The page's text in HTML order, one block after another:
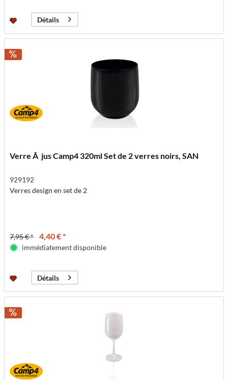
Détails
Verre Ã jus Camp4 320ml Set de 2 verres noirs, SAN
929192
Verres design en set de 2
7,95 € * 4,40 € *
immédiatement disponible
Détails